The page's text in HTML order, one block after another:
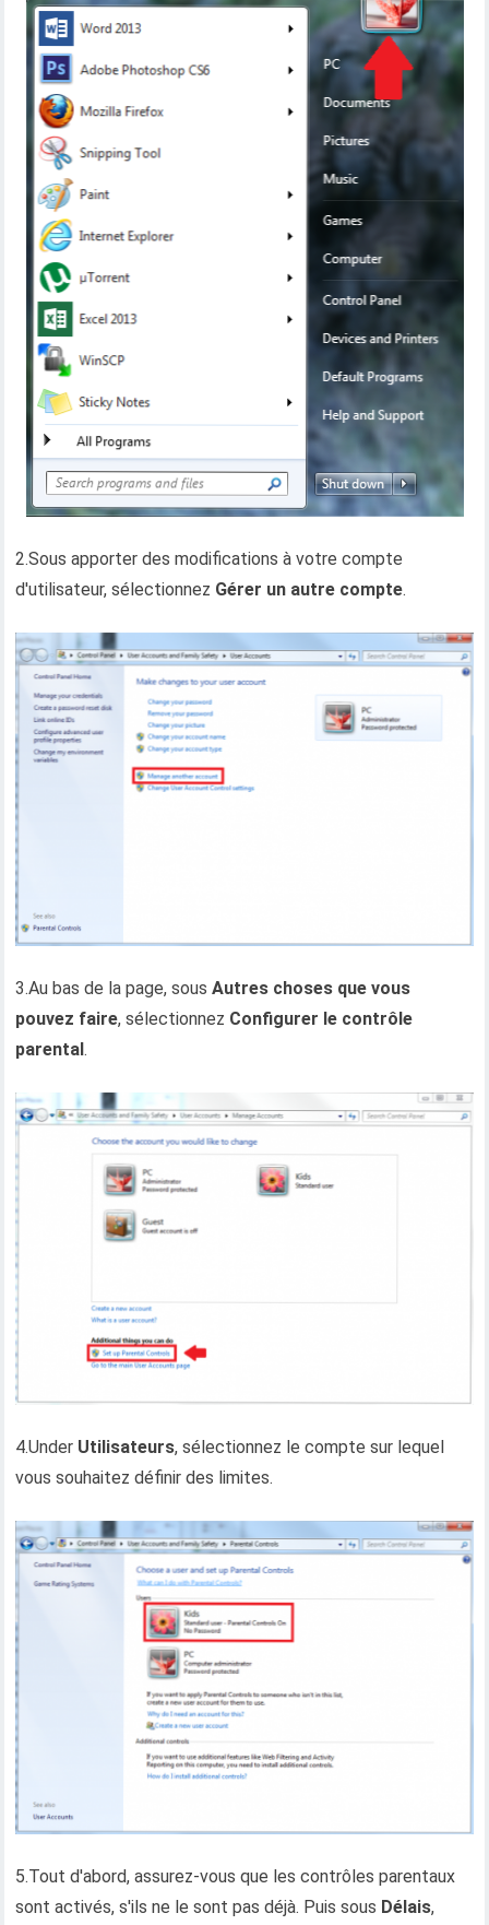
2.Sous apporter des modifications à votre compte
d'utilisateur, sélectionnez Gérer un autre compte.
3.Au bas de la page, sousAutres choses que vous
pouvez faire, sélectionnez Configurer le contrôle
parental.
4.Under Utilisateurs, sélectionnez le compte sur lequel
vous souhaitez définir des limites.
5.Tout d'abord, assurez-vous que les contrôles parentaux
sont activés, s'ils ne le sont pas déjà. Puis sous Délais,